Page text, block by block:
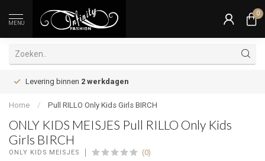
MENU
0
Levering binnen 2 werkdagen
Home / Pull RILLO Only Kids Girls BIRCH
ONLY KIDS MEISJES Pull RILLO Only Kids
Girls BIRCH
ONLY KIDS MEISJES (0)